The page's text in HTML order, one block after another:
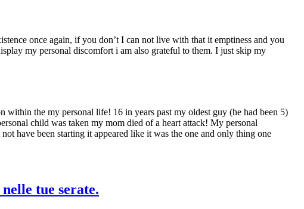
once again, if you don’t I can not live with that it emptiness and you
my personal discomfort i am also grateful to them. I just skip my
the my personal life! 16 in years past my oldest guy (he had been 5)
child was taken my mom died of a heart attack! My personal
have been starting it appeared like it was the one and only thing one
tue serate.